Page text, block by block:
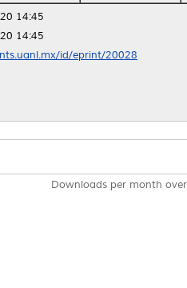
14:45
14:45
id/eprint/20028
Downloads per month